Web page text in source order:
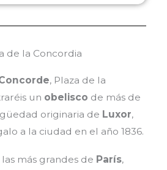
de la Concordia
, Plaza de la
un obelisco de más de
originaria de Luxor,
a la ciudad en el año 1836.
más grandes de París,